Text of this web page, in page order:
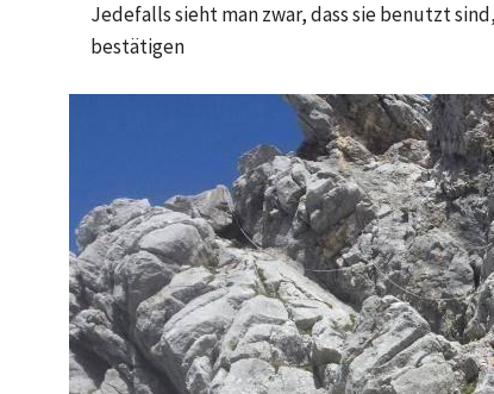
Jedefalls sieht man zwar, dass sie benutzt
bestätigen